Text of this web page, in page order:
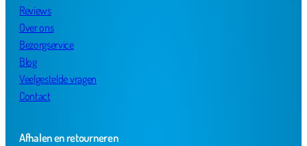
Reviews
Over ons
Bezorgservice
Blog
Veelgestelde vragen
Contact
Afhalen en retourneren